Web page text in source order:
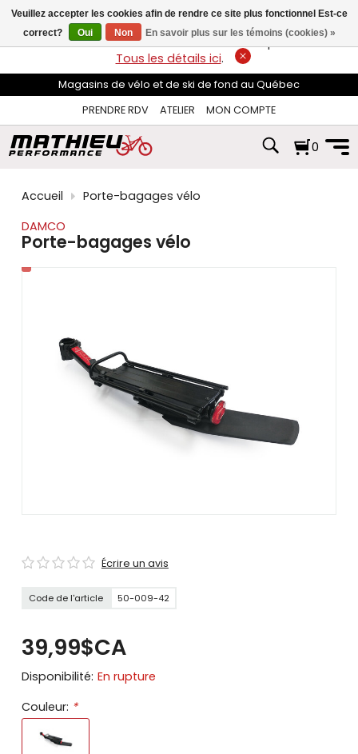
flèches
haut
et
pour
sélectionner
disponible.
Appuyez
pour
au
résultat
de
tactiles
peuvent
se
LIVRAISON GRATUITEsur les commandes de plus de 74$*.
Tous les détails ici.
Magasins de vélo et de ski de fond au Québec
PRENDRE RDV
ATELIER MON COMPTE
0
Accueil
Porte-bagages vélo
DAMCO
Porte-bagages vélo
Écrire un avis
Code de l'article 50-009-42
39,99$CA
Disponibilité: En rupture
Couleur: *
Veuillez accepter les cookies afin de rendre ce site plus fonctionnel Est-ce
correct?
Oui Non En savoir plus sur les témoins (cookies) »